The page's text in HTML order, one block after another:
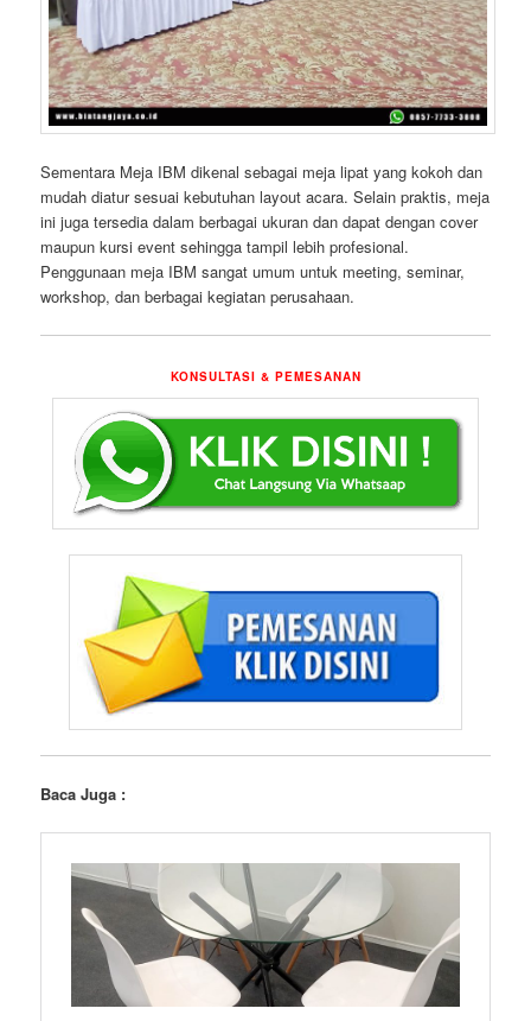
Sementara Meja IBM dikenal sebagai meja lipat yang kokoh dan
mudah diatur sesuai kebutuhan layout acara. Selain praktis, meja
ini juga tersedia dalam berbagai ukuran dan dapat dengan cover
maupun kursi event sehingga tampil lebih profesional.
Penggunaan meja IBM sangat umum untuk meeting, seminar,
workshop, dan berbagai kegiatan perusahaan.
KONSULTASI & PEMESANAN
Baca Juga :